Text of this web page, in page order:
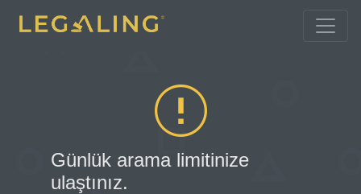
Günlük arama limitinize
ulaştınız.